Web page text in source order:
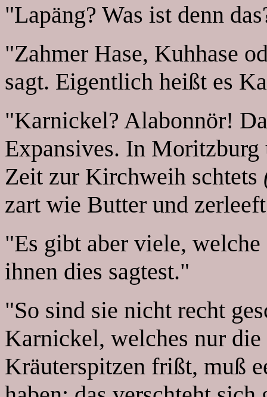
"Lapäng? Was ist denn
"Zahmer Hase, Kuhhase
sagt. Eigentlich heißt es
"Karnickel? Alabonnör!
Expansives. In Moritzburg
Zeit zur Kirchweih schtets
zart wie Butter und
"Es gibt aber viele,
ihnen dies sagtest."
"So sind sie nicht recht
Karnickel, welches nur die
Kräuterspitzen frißt, muß